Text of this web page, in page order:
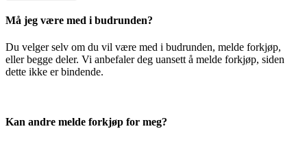
Må jeg være med i budrunden?
Du velger selv om du vil være med i budrunden, melde forkjøp,
eller begge deler. Vi anbefaler deg uansett å melde forkjøp, siden
dette ikke er bindende.
Kan andre melde forkjøp for meg?